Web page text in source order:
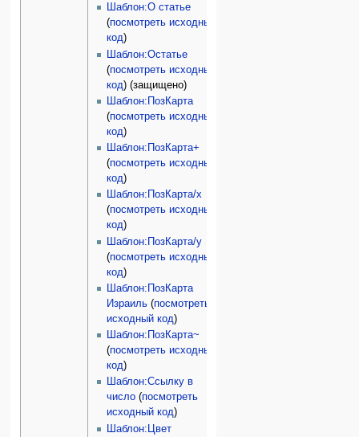
Шаблон:О статье
(посмотреть исходный
код)
Шаблон:Остатье
(посмотреть исходный
код) (защищено)
Шаблон:ПозКарта
(посмотреть исходный
код)
Шаблон:ПозКарта+
(посмотреть исходный
код)
Шаблон:ПозКарта/x
(посмотреть исходный
код)
Шаблон:ПозКарта/y
(посмотреть исходный
код)
Шаблон:ПозКарта
Израиль (посмотреть
исходный код)
Шаблон:ПозКарта~
(посмотреть исходный
код)
Шаблон:Ссылку в
число (посмотреть
исходный код)
Шаблон:Цвет